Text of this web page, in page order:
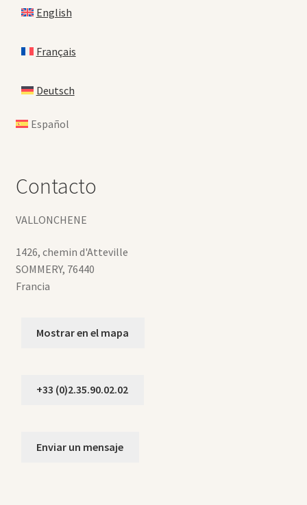
English
Français
Deutsch
Español
Contacto
VALLONCHENE
1426, chemin d'Atteville
SOMMERY, 76440
Francia
Mostrar en el mapa
+33 (0)2.35.90.02.02
Enviar un mensaje